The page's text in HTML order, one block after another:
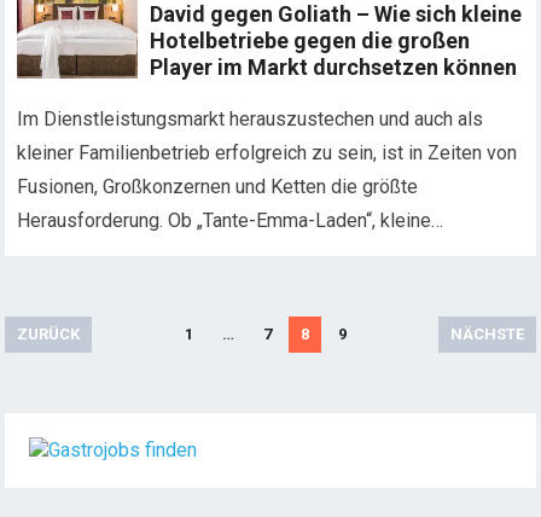
David gegen Goliath – Wie sich kleine
Hotelbetriebe gegen die großen
Player im Markt durchsetzen können
Im Dienstleistungsmarkt herauszustechen und auch als
kleiner Familienbetrieb erfolgreich zu sein, ist in Zeiten von
Fusionen, Großkonzernen und Ketten die größte
Herausforderung. Ob „Tante-Emma-Laden“, kleine…
ZURÜCK 1 … 7 8 9 NÄCHSTE